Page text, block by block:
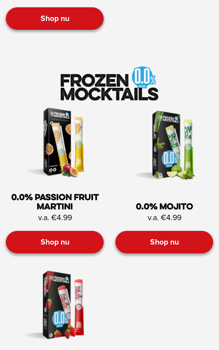
Shop nu
0.0% Passion Fruit
Martini
v.a. €4.99
Shop nu
0.0% Mojito
v.a. €4.99
Shop nu